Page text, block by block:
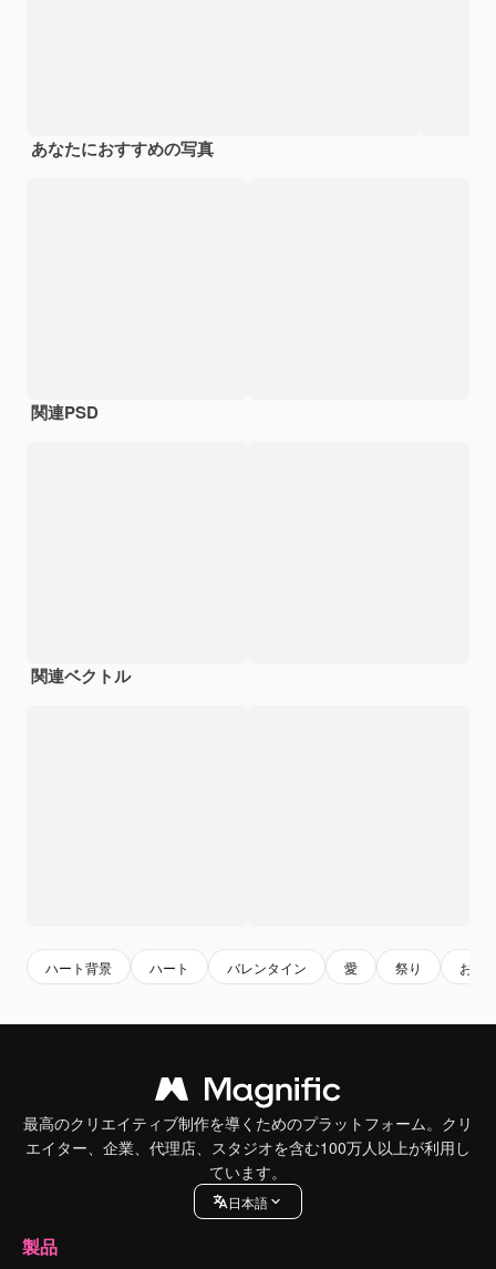
あなたにおすすめの写真
関連PSD
関連ベクトル
ハート背景 ハート バレンタイン 愛 祭り お祝
最高のクリエイティブ制作を導くためのプラットフォーム。クリ
エイター、企業、代理店、スタジオを含む100万人以上が利用し
ています。
日本語
製品